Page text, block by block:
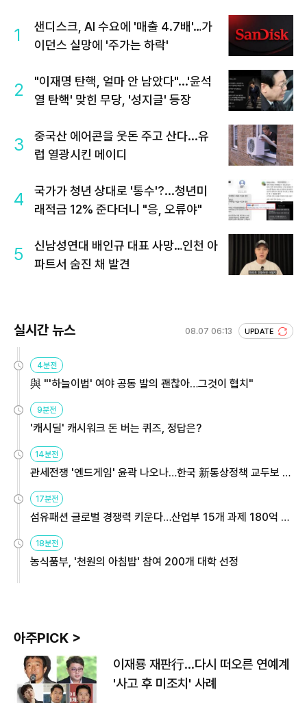
1
샌디스크, AI 수요에 '매출 4.7배'…가
이던스 실망에 '주가는 하락'
2
"이재명 탄핵, 얼마 안 남았다"...'윤석
열 탄핵' 맞힌 무당, '성지글' 등장
3
중국산 에어콘을 웃돈 주고 산다...유
럽 열광시킨 메이디
4
국가가 청년 상대로 '통수'?...청년미
래적금 12% 준다더니 "응, 오류야"
5
신남성연대 배인규 대표 사망…인천 아
파트서 숨진 채 발견
실시간 뉴스 08.07 06:13 UPDATE
4분전
與 "'하늘이법' 여야 공동 발의 괜찮아…그것이 협치"
9분전
'캐시딜' 캐시워크 돈 버는 퀴즈, 정답은?
14분전
관세전쟁 '엔드게임' 윤곽 나오나…한국 新통상정책 교두보 활
17분전
섬유패션 글로벌 경쟁력 키운다…산업부 15개 과제 180억 지
18분전
농식품부, '천원의 아침밥' 참여 200개 대학 선정
아주PICK >
이재룡 재판行…다시 떠오른 연예계
'사고 후 미조치' 사례